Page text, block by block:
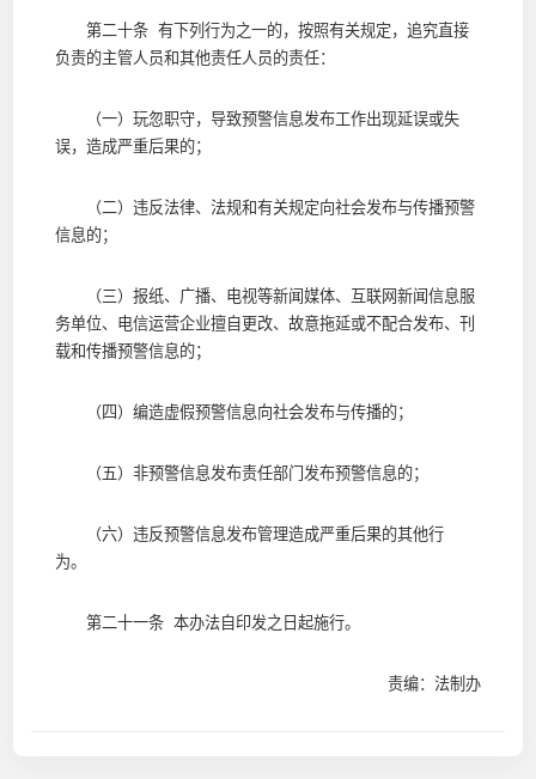
第二十条 有下列行为之一的，按照有关规定，追究直接
负责的主管人员和其他责任人员的责任：
（一）玩忽职守，导致预警信息发布工作出现延误或失
误，造成严重后果的；
（二）违反法律、法规和有关规定向社会发布与传播预警
信息的；
（三）报纸、广播、电视等新闻媒体、互联网新闻信息服
务单位、电信运营企业擅自更改、故意拖延或不配合发布、刊
载和传播预警信息的；
（四）编造虚假预警信息向社会发布与传播的；
（五）非预警信息发布责任部门发布预警信息的；
（六）违反预警信息发布管理造成严重后果的其他行
为。
第二十一条 本办法自印发之日起施行。
责编：法制办